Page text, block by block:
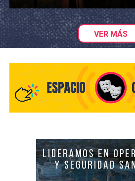
VER MÁS